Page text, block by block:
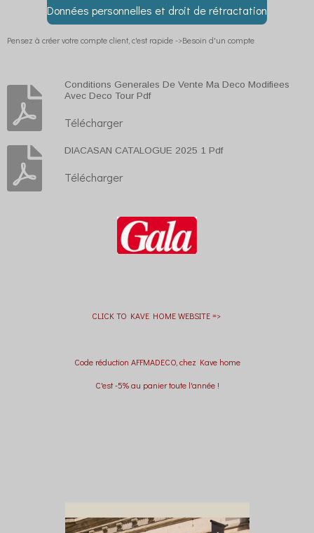
Données personnelles et droit de rétractation
Pensez à créer votre compte client, c'est rapide ->Besoin d'un compte
Conditions Generales De Vente Ma Deco Modifiees
Avec Deco Tour Pdf
Télécharger
DIACASAN CATALOGUE 2025 1 Pdf
Télécharger
CLICK TO KAVE HOME WEBSITE =>
Code réduction AFFMADECO, chez Kave home
C'est -5% au panier toute l'année !